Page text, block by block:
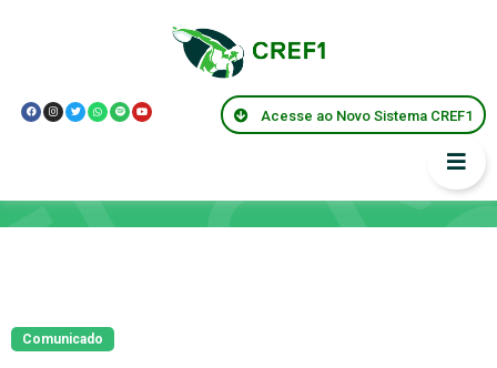
Acesse ao Novo Sistema CREF1
Comunicado